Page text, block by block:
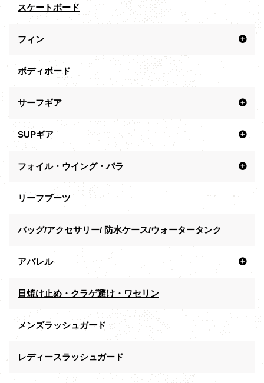
スケートボード
フィン
ボディボード
サーフギア
SUPギア
フォイル・ウイング・パラ
リーフブーツ
バッグ/アクセサリー/ 防水ケース/ウォータータンク
アパレル
日焼け止め・クラゲ避け・ワセリン
メンズラッシュガード
レディースラッシュガード